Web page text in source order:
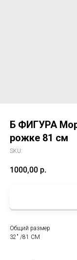
Б ФИГУРА
рожке 81 см
SKU:
1000,00 р.
Общий размер
32" /81 CM